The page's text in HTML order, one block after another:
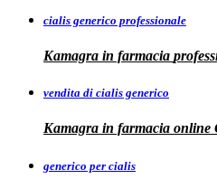
cialis generico professionale
Kamagra in farmacia
vendita di cialis generico
Kamagra in farmacia online
generico per cialis